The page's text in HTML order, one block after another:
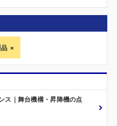
ス｜舞台機構・昇降機の点